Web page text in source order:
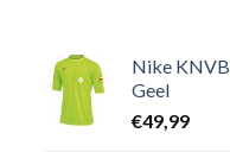
Nike
Geel
€49,99